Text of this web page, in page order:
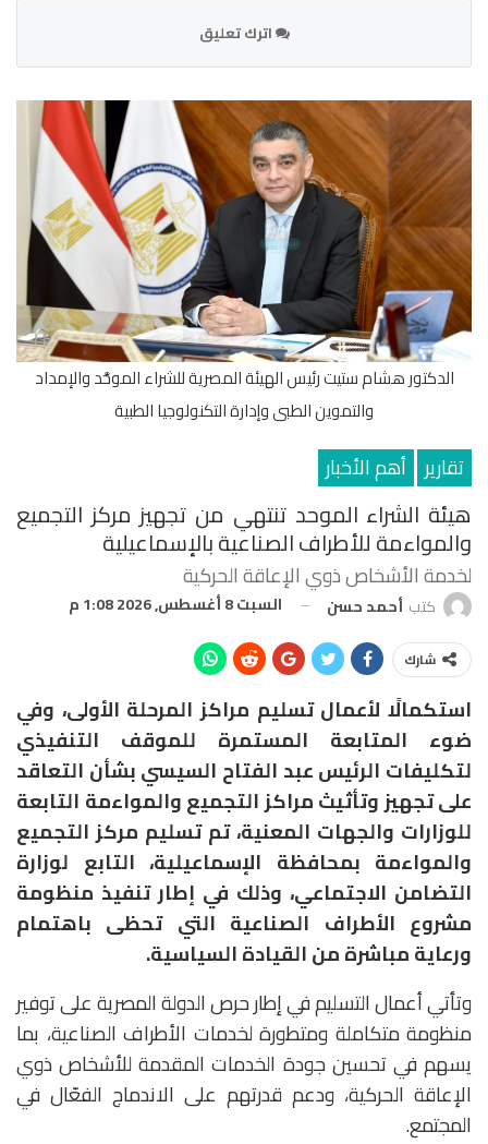
اترك تعليق
الدكتور هشام ستيت رئيس الهيئة المصرية للشراء الموحَّد والإمداد
والتموين الطبى وإدارة التكنولوجيا الطبية
تقارير أهم الأخبار
هيئة الشراء الموحد تنتهي من تجهيز مركز التجميع
والمواءمة للأطراف الصناعية بالإسماعيلية
لخدمة الأشخاص ذوي الإعاقة الحركية
كتب أحمد حسن السبت 8 أغسطس, 2026 1:08 م
شارك
استكمالًا لأعمال تسليم مراكز المرحلة الأولى، وفي
ضوء المتابعة المستمرة للموقف التنفيذي
لتكليفات الرئيس عبد الفتاح السيسي بشأن التعاقد
على تجهيز وتأثيث مراكز التجميع والمواءمة التابعة
للوزارات والجهات المعنية، تم تسليم مركز التجميع
والمواءمة بمحافظة الإسماعيلية، التابع لوزارة
التضامن الاجتماعي، وذلك في إطار تنفيذ منظومة
مشروع الأطراف الصناعية التي تحظى باهتمام
ورعاية مباشرة من القيادة السياسية.
وتأتي أعمال التسليم في إطار حرص الدولة المصرية على توفير
منظومة متكاملة ومتطورة لخدمات الأطراف الصناعية، بما
يسهم في تحسين جودة الخدمات المقدمة للأشخاص ذوي
الإعاقة الحركية، ودعم قدرتهم على الاندماج الفعّال في
المجتمع.